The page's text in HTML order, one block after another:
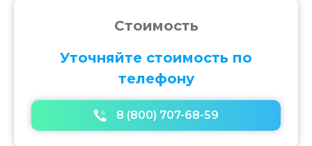
Стоимость
Уточняйте стоимость по
телефону
8 (800) 707-68-59